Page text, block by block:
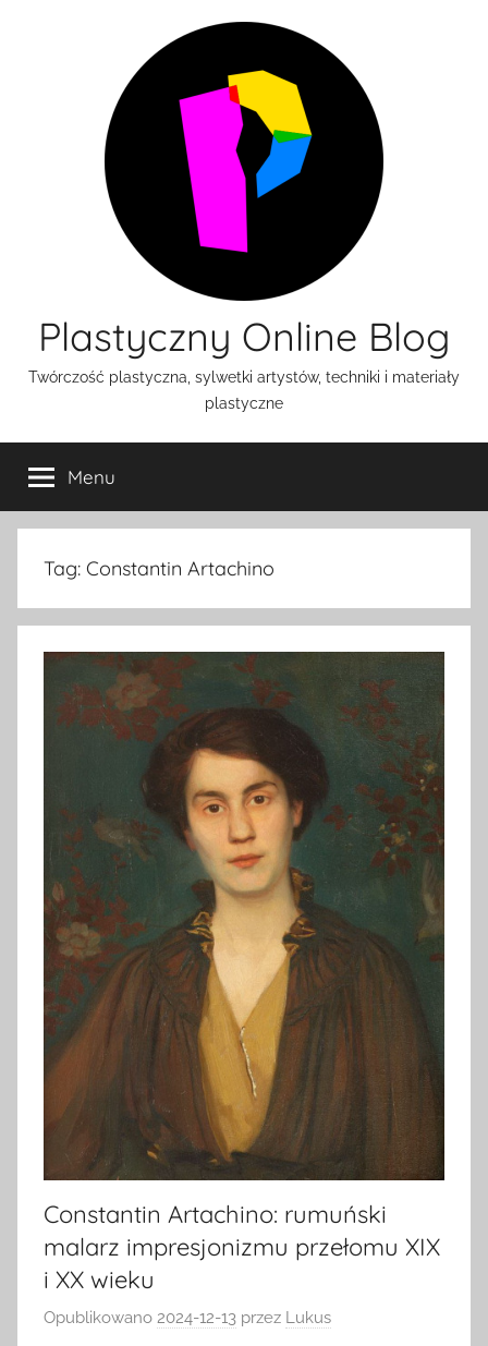
Plastyczny Online Blog
Twórczość plastyczna, sylwetki artystów, techniki i materiały
plastyczne
Menu
Tag: Constantin Artachino
Constantin Artachino: rumuński
malarz impresjonizmu przełomu XIX
i XX wieku
Opublikowano 2024-12-13 przez Lukus